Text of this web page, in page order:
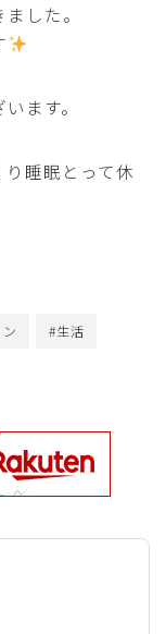
した。
ます。
睡眠とって休
#生活